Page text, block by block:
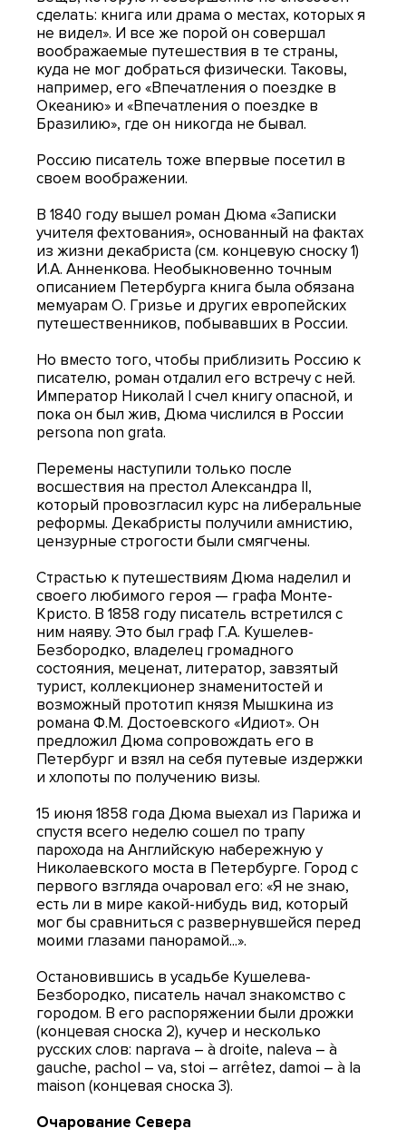
сделать: книга или драма о местах, которых я
не видел». И все же порой он совершал
воображаемые путешествия в те страны,
куда не мог добраться физически. Таковы,
например, его «Впечатления о поездке в
Океанию» и «Впечатления о поездке в
Бразилию», где он никогда не бывал.
Россию писатель тоже впервые посетил в
своем воображении.
В 1840 году вышел роман Дюма «Записки
учителя фехтования», основанный на фактах
из жизни декабриста (см. концевую сноску 1)
И.А. Анненкова. Необыкновенно точным
описанием Петербурга книга была обязана
мемуарам О. Гризье и других европейских
путешественников, побывавших в России.
Но вместо того, чтобы приблизить Россию к
писателю, роман отдалил его встречу с ней.
Император Николай I счел книгу опасной, и
пока он был жив, Дюма числился в России
persona non grata.
Перемены наступили только после
восшествия на престол Александра II,
который провозгласил курс на либеральные
реформы. Декабристы получили амнистию,
цензурные строгости были смягчены.
Страстью к путешествиям Дюма наделил и
своего любимого героя — графа Монте-
Кристо. В 1858 году писатель встретился с
ним наяву. Это был граф Г.А. Кушелев-
Безбородко, владелец громадного
состояния, меценат, литератор, завзятый
турист, коллекционер знаменитостей и
возможный прототип князя Мышкина из
романа Ф.М. Достоевского «Идиот». Он
предложил Дюма сопровождать его в
Петербург и взял на себя путевые издержки
и хлопоты по получению визы.
15 июня 1858 года Дюма выехал из Парижа и
спустя всего неделю сошел по трапу
парохода на Английскую набережную у
Николаевского моста в Петербурге. Город с
первого взгляда очаровал его: «Я не знаю,
есть ли в мире какой-нибудь вид, который
мог бы сравниться с развернувшейся перед
моими глазами панорамой...».
Остановившись в усадьбе Кушелева-
Безбородко, писатель начал знакомство с
городом. В его распоряжении были дрожки
(концевая сноска 2), кучер и несколько
русских слов: naprava ― à droite, naleva ― à
gauche, pachol ― va, stoi ― arrêtez, damoi ― à la
maison (концевая сноска 3).
Очарование Севера